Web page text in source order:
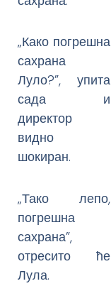
„Како погрешна
сахрана
Луло?”, упита
сада и
директор
видно
шокиран.
„Тако лепо,
погрешна
сахрана”,
отресито ће
Лула.